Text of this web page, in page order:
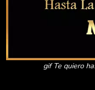
gif Te quiero